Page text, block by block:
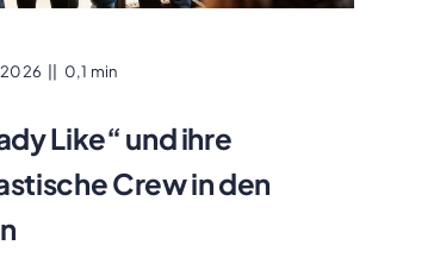
2026 0,1 min
Like“ und ihre
Crew in den